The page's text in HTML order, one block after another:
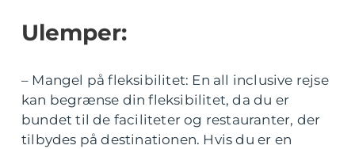
Ulemper:
– Mangel på fleksibilitet: En all inclusive rejse
kan begrænse din fleksibilitet, da du er
bundet til de faciliteter og restauranter, der
tilbydes på destinationen. Hvis du er en